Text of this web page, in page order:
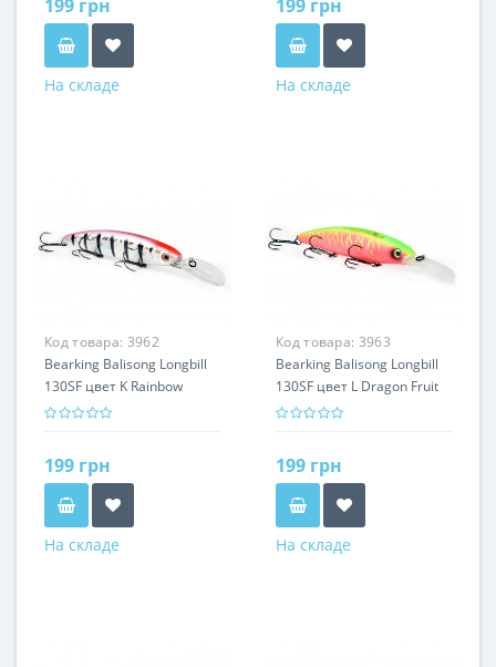
199 грн
На складе
199 грн
На складе
Код товара: 3962
Bearking Balisong Longbill
130SF цвет K Rainbow
Perch
199 грн
На складе
Код товара: 3963
Bearking Balisong Longbill
130SF цвет L Dragon Fruit
Mat Tiger
199 грн
На складе